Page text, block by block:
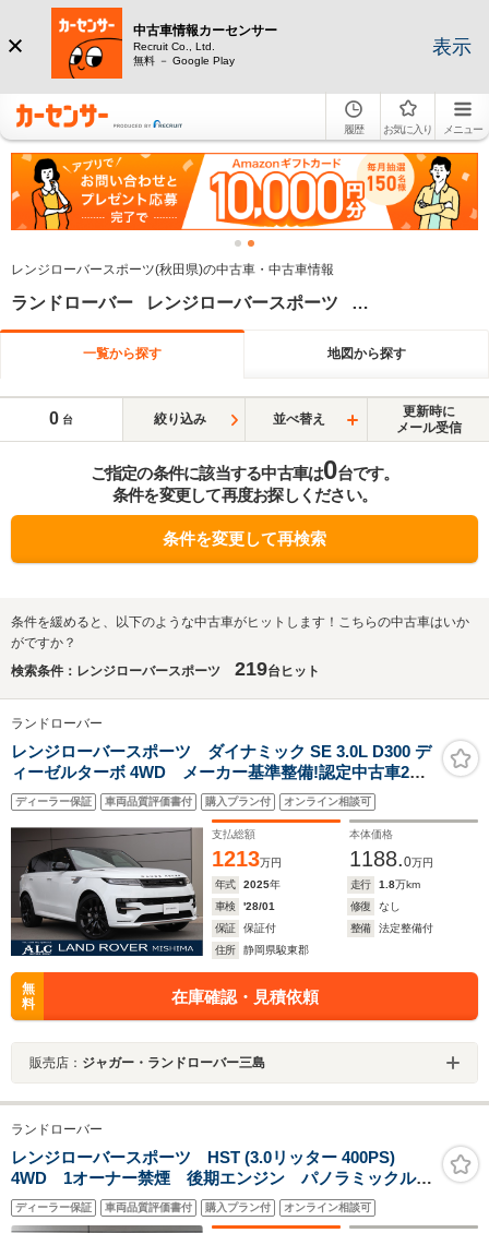
中古車情報カーセンサー
Recruit Co., Ltd.
無料 － Google Play
表示
履歴 お気に入り メニュー
レンジローバースポーツ(秋田県)の中古車・中古車情報
ランドローバー レンジローバースポーツ 秋田県
一覧から探す 地図から探す
0 台 絞り込み 並べ替え
更新時に
メール受信
ご指定の条件に該当する中古車は0台です。
条件を変更して再度お探しください。
条件を変更して再検索
条件を緩めると、以下のような中古車がヒットします！こちらの中古車はいか
がですか？
検索条件：レンジローバースポーツ
219台ヒット
ランドローバー
レンジローバースポーツ ダイナミック SE 3.0L D300 デ
ィーゼルターボ 4WD メーカー基準整備!認定中古車2年
保証付き
ディーラー保証 車両品質評価書付 購入プラン付 オンライン相談可
支払総額
1213万円
本体価格
1188.0万円
年式
2025年 走行 1.8万km
車検
'28/01 修復
なし
保証
保証付 整備
法定整備付
住所
静岡県駿東郡
無
料
在庫確認・見積依頼
販売店： ジャガー・ランドローバー三島
ランドローバー
レンジローバースポーツ HST (3.0リッター 400PS)
4WD 1オーナー禁煙 後期エンジン パノラミックルー
フ 22インチアルミホイール ドライバーアシストパッ
ク シートヒーター&シートベンチレーション CD/DVD
ディーラー保証 車両品質評価書付 購入プラン付 オンライン相談可